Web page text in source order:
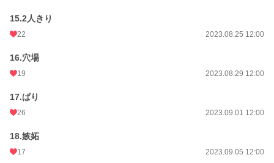
15.2人きり
22 2023.08.25 12:00
16.穴場
19 2023.08.29 12:00
17.ぱり
26 2023.09.01 12:00
18.嫉妬
17 2023.09.05 12:00